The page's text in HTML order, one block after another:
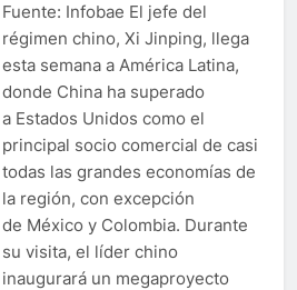
Fuente: Infobae El jefe del
régimen chino, Xi Jinping, llega
esta semana a América Latina,
donde China ha superado
a Estados Unidos como el
principal socio comercial de casi
todas las grandes economías de
la región, con excepción
de México y Colombia. Durante
su visita, el líder chino
inaugurará un megaproyecto